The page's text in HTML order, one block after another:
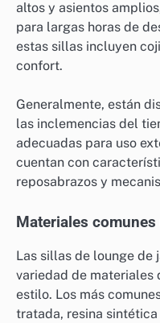
altos y asientos
para largas horas de
estas sillas incluyen
confort.
Generalmente, están
las inclemencias del
adecuadas para uso
cuentan con
reposabrazos y
Materiales
Las sillas de lounge de
variedad de materiales
estilo. Los más
tratada, resina